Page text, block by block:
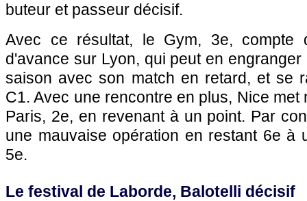
buteur et passeur décisif.
Avec ce résultat, le Gym, 3e, compte
d'avance sur Lyon, qui peut en
saison avec son match en retard, et se
C1. Avec une rencontre en plus, Nice met
Paris, 2e, en revenant à un point. Par
une mauvaise opération en restant 6e à
5e.
Le festival de Laborde, Balotelli décisif